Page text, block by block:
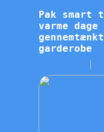
Pak smart
varme dage
gennemtænkt
garderobe